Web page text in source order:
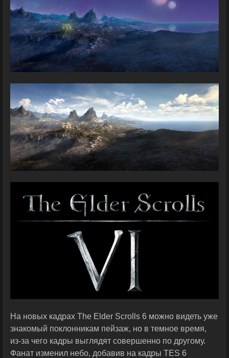
На новых кадрах The Elder Scrolls 6 можно видеть уже
знакомый поклонникам пейзаж, но в темное время,
из-за чего кадры выглядят совершенно по другому.
Фанат изменил небо, добавив на кадры TES 6